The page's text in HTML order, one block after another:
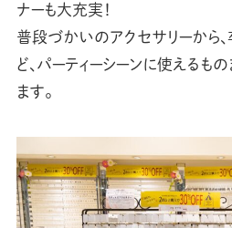
ナーも大充実！
普段づかいのアクセサリーから
ど、パーティーシーンに使えるも
ます。